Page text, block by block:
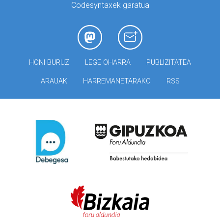
Codesyntaxek garatua
HONI BURUZ LEGE OHARRA PUBLIZITATEA
ARAUAK HARREMANETARAKO RSS